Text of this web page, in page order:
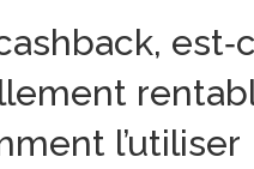
l’utiliser